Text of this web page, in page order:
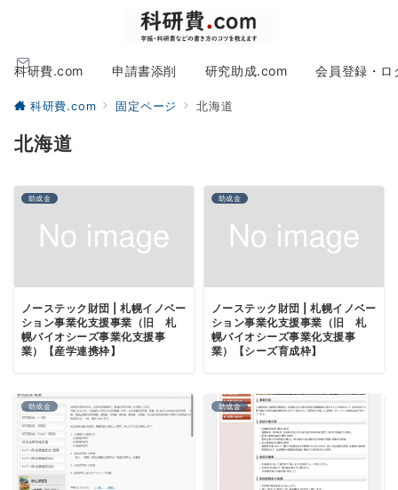
科研費.com 申請書添削 研究助成.com 会員登録・ロ
科研費.com 固定ページ 北海道
北海道
助成金
ノーステック財団 | 札幌イノベー
ション事業化支援事業（旧 札
幌バイオシーズ事業化支援事
業）【産学連携枠】
助成金
ノーステック財団 | 札幌イノベー
ション事業化支援事業（旧 札
幌バイオシーズ事業化支援事
業）【シーズ育成枠】
助成金 助成金